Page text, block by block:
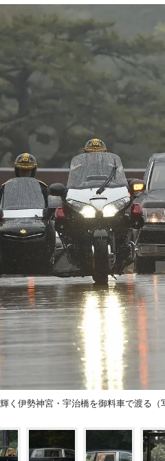
く伊勢神宮・宇治橋を御料車で渡る（